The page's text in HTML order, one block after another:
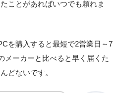
ことがあればいつでも頼れま
を購入すると最短で2営業日～7
メーカーと比べると早く届くた
どないです。